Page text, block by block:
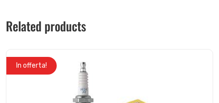
Related products
In offerta!